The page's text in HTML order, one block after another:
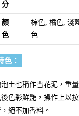
分
顏
色
棕色, 橘色, 淺
色
色：
土也稱作雪花泥，重
色彩鮮艷，操作上以
絕不加香料。